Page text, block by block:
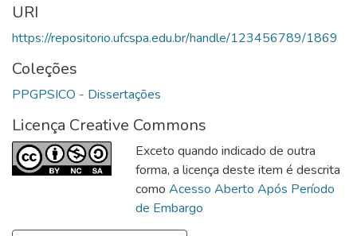
URI
https://repositorio.ufcspa.edu.br/handle/123456789/1869
Coleções
PPGPSICO - Dissertações
Licença Creative Commons
Exceto quando indicado de outra
forma, a licença deste item é descrita
como Acesso Aberto Após Período
de Embargo